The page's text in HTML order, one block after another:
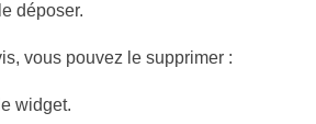
déposer.
vous pouvez le supprimer :
widget.